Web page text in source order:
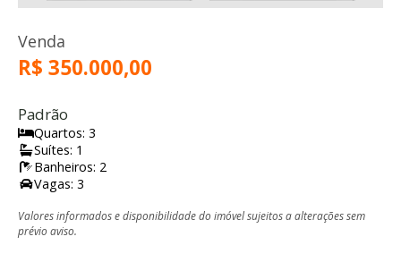
Venda
R$ 350.000,00
Padrão
Quartos: 3
Suítes: 1
Banheiros: 2
Vagas: 3
Valores informados e disponibilidade do imóvel sujeitos a alterações sem
prévio aviso.